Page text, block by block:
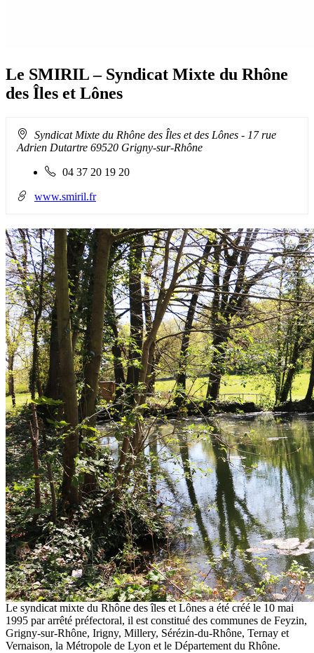
Le SMIRIL – Syndicat Mixte du Rhône
des Îles et Lônes
Adresse
:
Syndicat Mixte du Rhône des Îles et des Lônes - 17 rue
Adrien Dutartre 69520 Grigny-sur-Rhône
Téléphone
:
04 37 20 19 20
www.smiril.fr
Le syndicat mixte du Rhône des îles et Lônes a été créé le 10 mai
1995 par arrêté préfectoral, il est constitué des communes de Feyzin,
Grigny-sur-Rhône, Irigny, Millery, Sérézin-du-Rhône, Ternay et
Vernaison, la Métropole de Lyon et le Département du Rhône.